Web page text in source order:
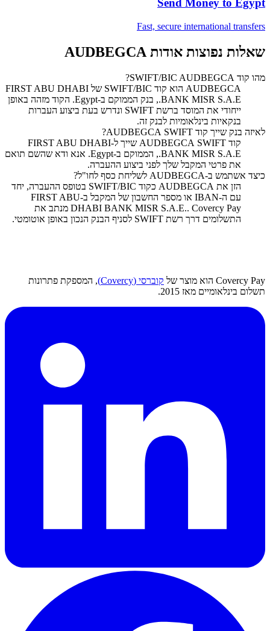
Send Money to Egypt
Fast, secure international transfers
שאלות נפוצות אודות AUDBEGCA
מהו קוד SWIFT/BIC AUDBEGCA?
‏AUDBEGCA הוא קוד SWIFT/BIC של FIRST ABU DHABI
BANK MISR S.A.E., בנק הממוקם ב-Egypt. הקוד מזהה באופן
ייחודי את המוסד ברשת SWIFT ונדרש בעת ביצוע העברות
בנקאיות בינלאומיות לבנק זה.
לאיזה בנק שייך קוד SWIFT ‏AUDBEGCA?
קוד SWIFT ‏AUDBEGCA שייך ל-FIRST ABU DHABI
BANK MISR S.A.E., הממוקם ב-Egypt. אנא ודא שהשם תואם
את פרטי המקבל שלך לפני ביצוע ההעברה.
כיצד אשתמש ב-AUDBEGCA לשליחת כסף לחו"ל?
הזן את AUDBEGCA כקוד SWIFT/BIC בטופס ההעברה, יחד
עם ה-IBAN או מספר החשבון של המקבל ב-FIRST ABU
DHABI BANK MISR S.A.E.. Covercy Pay מנתב את
התשלומים דרך רשת SWIFT לסניף הבנק הנכון באופן אוטומטי.
Covercy Pay הוא מוצר של קוברסי (Covercy)
, המספקת פתרונות
תשלום בינלאומיים מאז 2015.